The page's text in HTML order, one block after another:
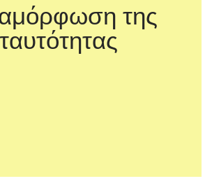
της
ταυτότητας